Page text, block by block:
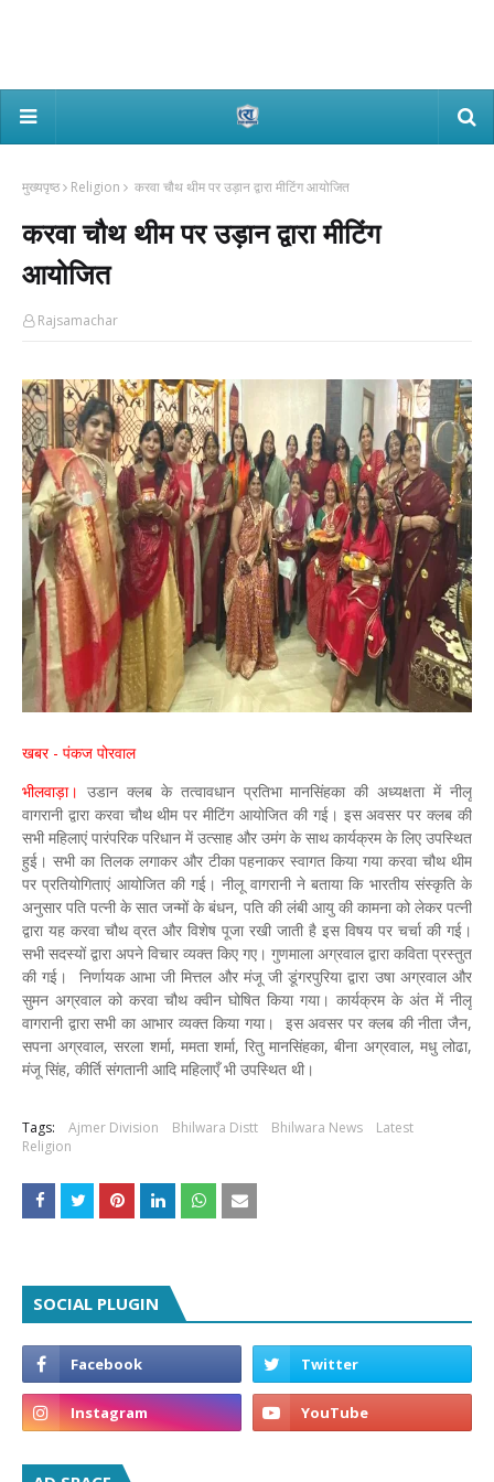
मुख्यपृष्ठ Religion करवा चौथ थीम पर उड़ान द्वारा मीटिंग आयोजित
करवा चौथ थीम पर उड़ान द्वारा मीटिंग
आयोजित
Rajsamachar
खबर - पंकज पोरवाल
भीलवाड़ा। उडान क्लब के तत्वावधान प्रतिभा मानसिंहका की अध्यक्षता में नीलू
वागरानी द्वारा करवा चौथ थीम पर मीटिंग आयोजित की गई। इस अवसर पर क्लब की
सभी महिलाएं पारंपरिक परिधान में उत्साह और उमंग के साथ कार्यक्रम के लिए उपस्थित
हुई। सभी का तिलक लगाकर और टीका पहनाकर स्वागत किया गया करवा चौथ थीम
पर प्रतियोगिताएं आयोजित की गई। नीलू वागरानी ने बताया कि भारतीय संस्कृति के
अनुसार पति पत्नी के सात जन्मों के बंधन, पति की लंबी आयु की कामना को लेकर पत्नी
द्वारा यह करवा चौथ व्रत और विशेष पूजा रखी जाती है इस विषय पर चर्चा की गई।
सभी सदस्यों द्वारा अपने विचार व्यक्त किए गए। गुणमाला अग्रवाल द्वारा कविता प्रस्तुत
की गई। निर्णायक आभा जी मित्तल और मंजू जी डूंगरपुरिया द्वारा उषा अग्रवाल और
सुमन अग्रवाल को करवा चौथ क्वीन घोषित किया गया। कार्यक्रम के अंत में नीलू
वागरानी द्वारा सभी का आभार व्यक्त किया गया। इस अवसर पर क्लब की नीता जैन,
सपना अग्रवाल, सरला शर्मा, ममता शर्मा, रितु मानसिंहका, बीना अग्रवाल, मधु लोढा,
मंजू सिंह, कीर्ति संगतानी आदि महिलाएँ भी उपस्थित थी।
Tags: Ajmer Division Bhilwara Distt Bhilwara News
Latest
Religion
SOCIAL PLUGIN